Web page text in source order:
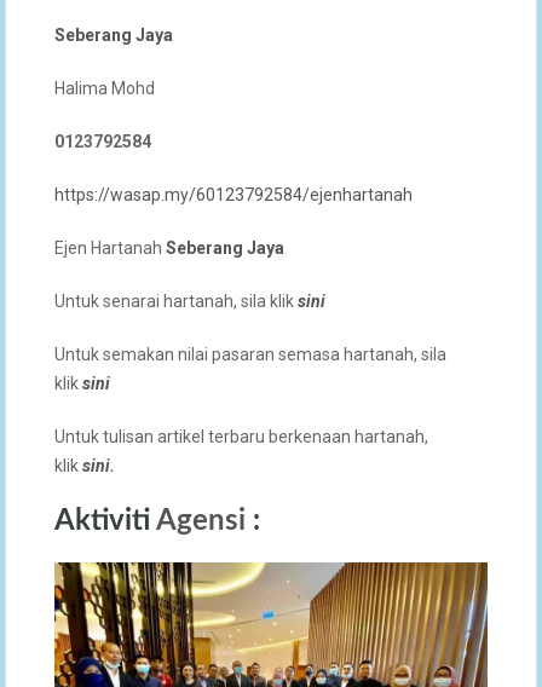
Seberang Jaya
Halima Mohd
0123792584
https://wasap.my/60123792584/ejenhartanah
Ejen Hartanah Seberang Jaya
Untuk senarai hartanah, sila kliksini
Untuk semakan nilai pasaran semasa hartanah, sila
kliksini
Untuk tulisan artikel terbaru berkenaan hartanah,
kliksini.
Aktiviti Agensi :